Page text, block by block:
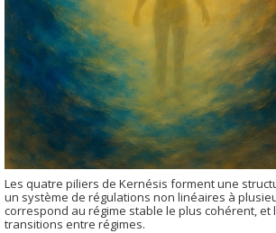
Les quatre piliers de Kernésis forment une
un système de régulations non linéaires à
correspond au régime stable le plus cohérent, et
transitions entre régimes.